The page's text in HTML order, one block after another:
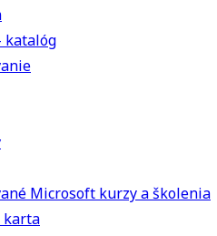
katalóg
Microsoft kurzy a školenia
karta